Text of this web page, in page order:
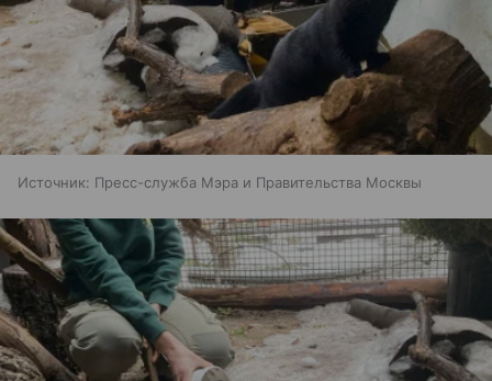
Источник: Пресс-служба Мэра и Правительства Москвы